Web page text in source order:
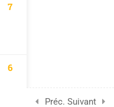
7
6
Préc. Suivant